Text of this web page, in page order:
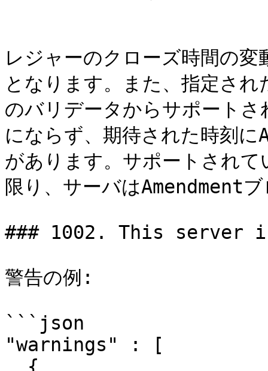
レジャーのクローズ時間の
となります。また、指定され
のバリデータからサポートさ
にならず、期待された時刻に
があります。サポートされ
限り、サーバはAmendment
### 1002. This server
警告の例:
```json
"warnings" : [